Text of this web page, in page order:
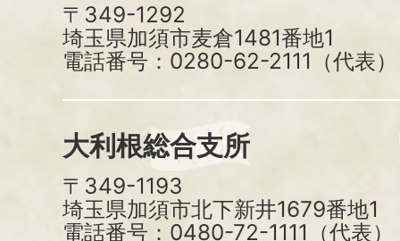
〒349-1292
埼玉県加須市麦倉1481番地1
電話番号：0280-62-2111（代表）
大利根総合支所
〒349-1193
埼玉県加須市北下新井1679番地1
電話番号：0480-72-1111（代表）